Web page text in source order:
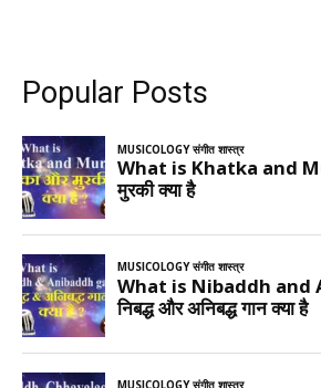
Popular Posts